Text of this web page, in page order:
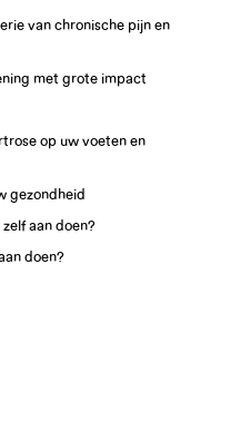
van chronische pijn en
met grote impact
op uw voeten en
gezondheid
aan doen?
doen?